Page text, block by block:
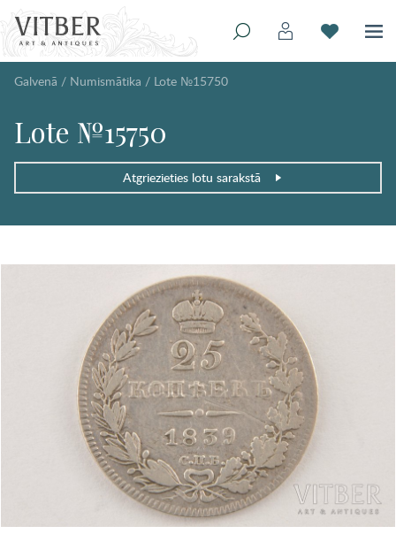
Galvenā / Numismātika / Lote №15750
Lote №15750
Atgriezieties lotu sarakstā